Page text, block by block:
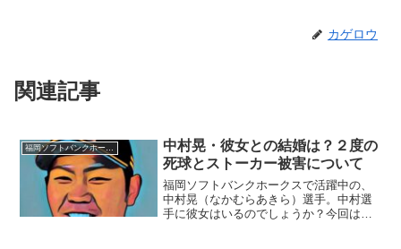
カゲロウ
関連記事
福岡ソフトバンクホークス
中村晃・彼女との結婚は？２度の
死球とストーカー被害について
福岡ソフトバンクホークスで活躍中の、
中村晃（なかむらあきら）選手。中村選
手に彼女はいるのでしょうか？今回は、